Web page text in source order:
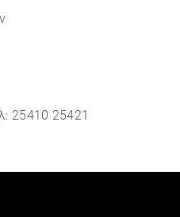
25410 25421